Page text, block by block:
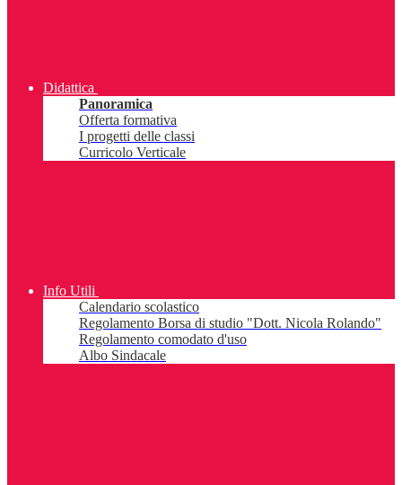
Didattica
Panoramica
Offerta formativa
I progetti delle classi
Curricolo Verticale
Info Utili
Calendario scolastico
Regolamento Borsa di studio "Dott. Nicola Rolando"
Regolamento comodato d'uso
Albo Sindacale